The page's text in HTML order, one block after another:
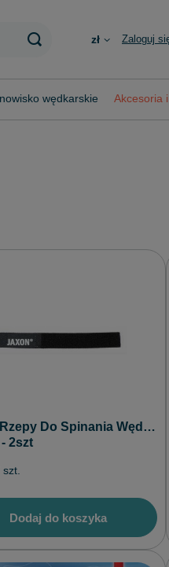
zł Zaloguj
wędkarskie Akcesoria
Do Spinania Wędek
2szt
szt.
Dodaj do koszyka